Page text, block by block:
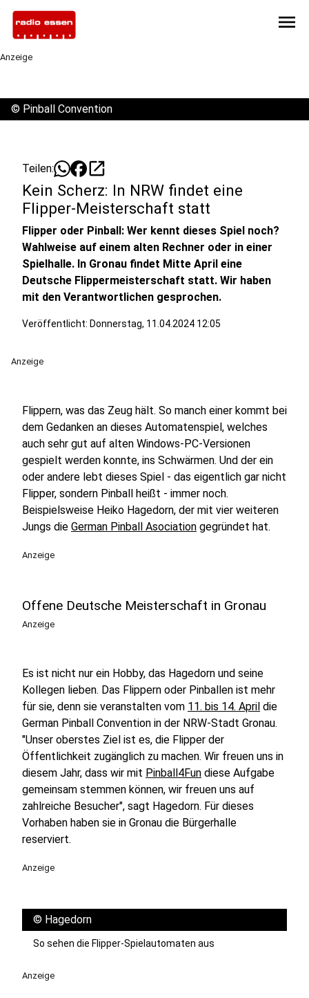
menu
Anzeige
© Pinball Convention
Teilen: open_in_new
Kein Scherz: In NRW findet eine
Flipper-Meisterschaft statt
Flipper oder Pinball: Wer kennt dieses Spiel noch?
Wahlweise auf einem alten Rechner oder in einer
Spielhalle. In Gronau findet Mitte April eine
Deutsche Flippermeisterschaft statt. Wir haben
mit den Verantwortlichen gesprochen.
Veröffentlicht: Donnerstag, 11.04.2024 12:05
Anzeige
Flippern, was das Zeug hält. So manch einer kommt bei
dem Gedanken an dieses Automatenspiel, welches
auch sehr gut auf alten Windows-PC-Versionen
gespielt werden konnte, ins Schwärmen. Und der ein
oder andere lebt dieses Spiel - das eigentlich gar nicht
Flipper, sondern Pinball heißt - immer noch.
Beispielsweise Heiko Hagedorn, der mit vier weiteren
Jungs die German Pinball Asociation gegründet hat.
Anzeige
Offene Deutsche Meisterschaft in Gronau
Anzeige
Es ist nicht nur ein Hobby, das Hagedorn und seine
Kollegen lieben. Das Flippern oder Pinballen ist mehr
für sie, denn sie veranstalten vom 11. bis 14. April die
German Pinball Convention in der NRW-Stadt Gronau.
"Unser oberstes Ziel ist es, die Flipper der
Öffentlichkeit zugänglich zu machen. Wir freuen uns in
diesem Jahr, dass wir mit Pinball4Fun diese Aufgabe
gemeinsam stemmen können, wir freuen uns auf
zahlreiche Besucher", sagt Hagedorn. Für dieses
Vorhaben haben sie in Gronau die Bürgerhalle
reserviert.
Anzeige
© Hagedorn
So sehen die Flipper-Spielautomaten aus
Anzeige